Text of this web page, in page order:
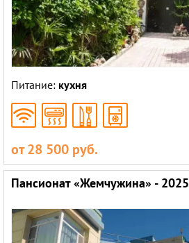
Питание: кухня
от 28 500 руб.
Пансионат «Жемчужина» - 2025